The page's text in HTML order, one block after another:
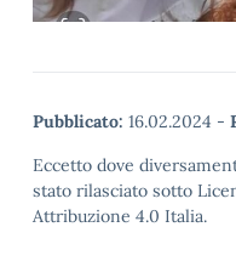
Pubblicato: 16.02.2024 -
Eccetto dove
stato rilasciato sotto
Attribuzione 4.0 Italia.